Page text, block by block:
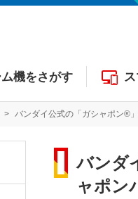
機をさがす
バンダイ公式の「ガシャポン®
バンダ
ャポン